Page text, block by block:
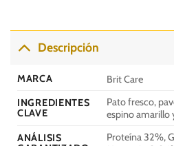
Descripción
MARCA
Brit Care
INGREDIENTES
CLAVE
Pato fresco,
espino amarillo
ANÁLISIS
Proteína 32%,